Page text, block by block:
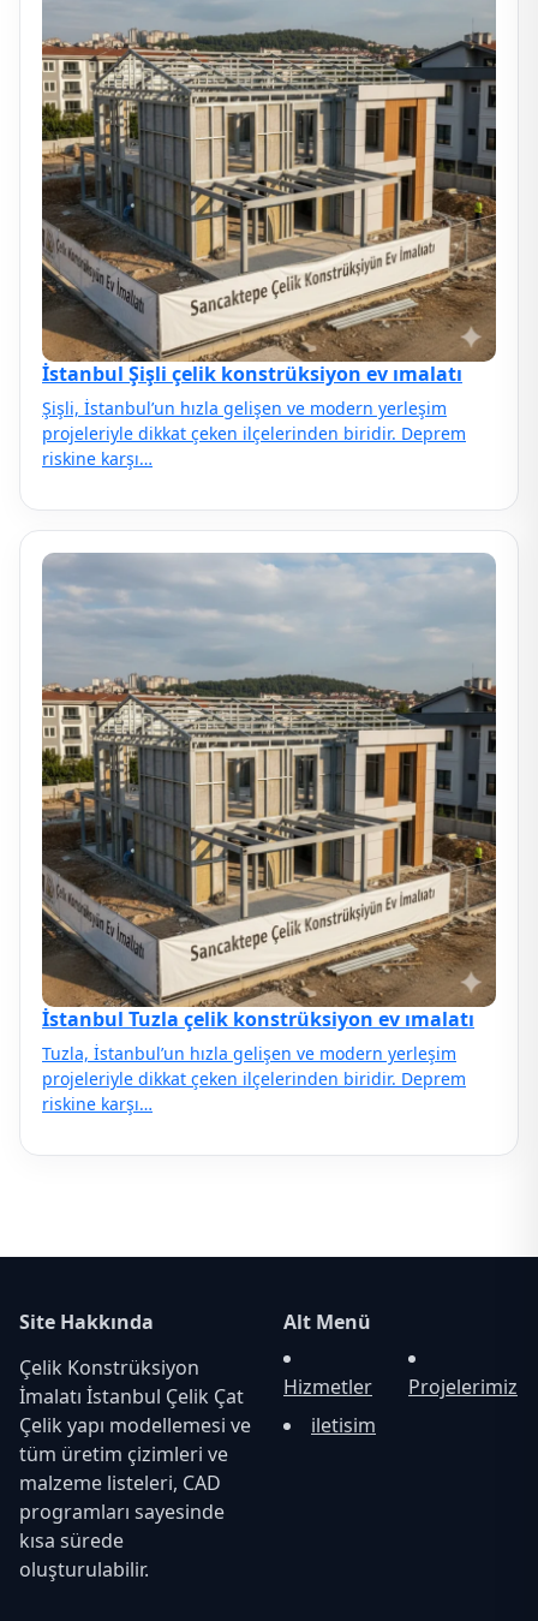
İstanbul Şişli çelik konstrüksiyon ev ımalatı
Şişli, İstanbul’un hızla gelişen ve modern yerleşim
projeleriyle dikkat çeken ilçelerinden biridir. Deprem
riskine karşı…
İstanbul Tuzla çelik konstrüksiyon ev ımalatı
Tuzla, İstanbul’un hızla gelişen ve modern yerleşim
projeleriyle dikkat çeken ilçelerinden biridir. Deprem
riskine karşı…
Site Hakkında
Çelik Konstrüksiyon
İmalatı İstanbul Çelik Çat
Çelik yapı modellemesi ve
tüm üretim çizimleri ve
malzeme listeleri, CAD
programları sayesinde
kısa sürede
oluşturulabilir.
Alt Menü
Hizmetler
Projelerimiz
iletisim